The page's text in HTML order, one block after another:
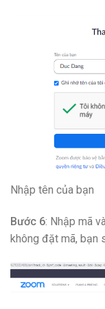
Nhập tên của bạn
Bước 6: Nhập mã
không đặt mã, bạn